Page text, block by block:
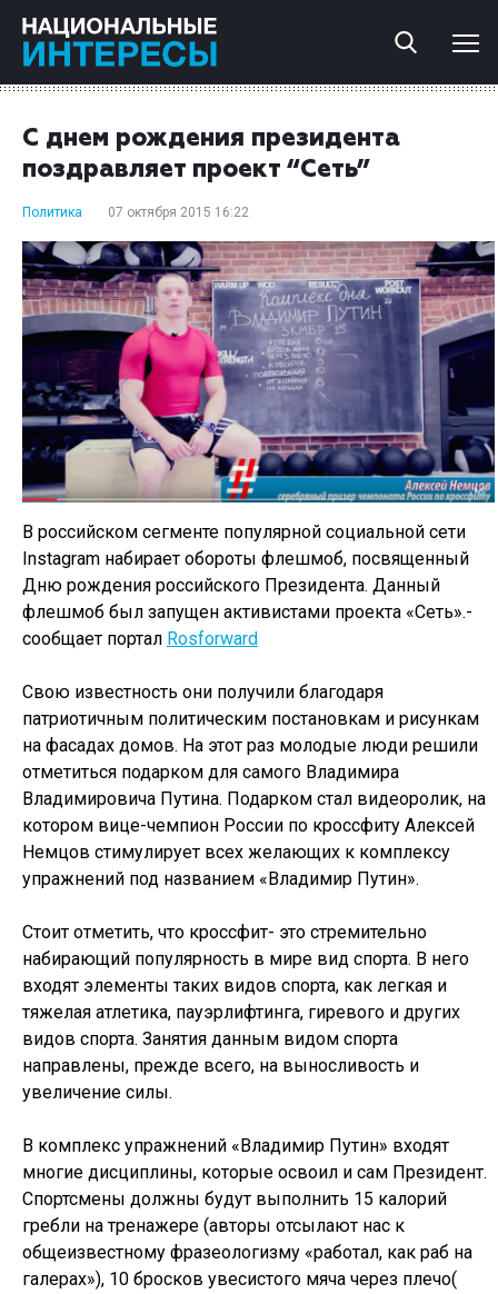
С днем рождения президента
поздравляет проект “Сеть”
Политика 07 октября 2015 16:22
В российском сегменте популярной социальной сети
Instagram набирает обороты флешмоб, посвященный
Дню рождения российского Президента. Данный
флешмоб был запущен активистами проекта «Сеть».-
сообщает портал Rosforward
Свою известность они получили благодаря
патриотичным политическим постановкам и рисункам
на фасадах домов. На этот раз молодые люди решили
отметиться подарком для самого Владимира
Владимировича Путина. Подарком стал видеоролик, на
котором вице-чемпион России по кроссфиту Алексей
Немцов стимулирует всех желающих к комплексу
упражнений под названием «Владимир Путин».
Стоит отметить, что кроссфит- это стремительно
набирающий популярность в мире вид спорта. В него
входят элементы таких видов спорта, как легкая и
тяжелая атлетика, пауэрлифтинга, гиревого и других
видов спорта. Занятия данным видом спорта
направлены, прежде всего, на выносливость и
увеличение силы.
В комплекс упражнений «Владимир Путин» входят
многие дисциплины, которые освоил и сам Президент.
Спортсмены должны будут выполнить 15 калорий
гребли на тренажере (авторы отсылают нас к
общеизвестному фразеологизму «работал, как раб на
галерах»), 10 бросков увесистого мяча через плечо(